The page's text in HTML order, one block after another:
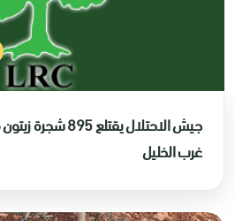
جيش الاحتلال
غرب الخليل